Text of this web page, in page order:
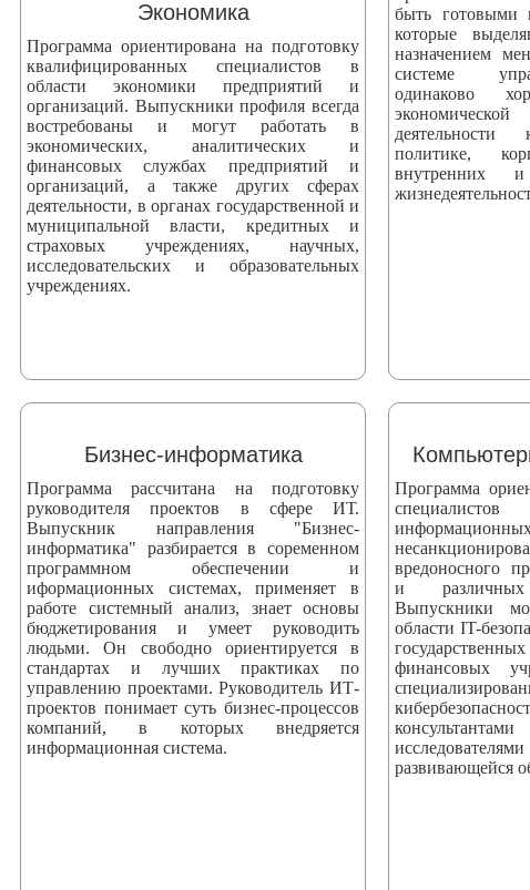
Экономика
Программа ориентирована на подготовку
квалифицированных специалистов в
области экономики предприятий и
организаций. Выпускники профиля всегда
востребованы и могут работать в
экономических, аналитических и
финансовых службах предприятий и
организаций, а также других сферах
деятельности, в органах государственной и
муниципальной власти, кредитных и
страховых учреждениях, научных,
исследовательских и образовательных
учреждениях.
быть готовыми
которые
назначением
системе
одинаково
деятельности
политике,
внутренних
Бизнес-информатика
Программа рассчитана на подготовку
руководителя проектов в сфере ИТ.
Выпускник направления "Бизнес-
информатика" разбирается в соременном
программном обеспечении и
иформационных системах, применяет в
работе системный анализ, знает основы
бюджетирования и умеет руководить
людьми. Он свободно ориентируется в
стандартах и лучших практиках по
управлению проектами. Руководитель ИТ-
проектов понимает суть бизнес-процессов
компаний, в которых внедряется
информационная система.
Программа
вредоносного
и
Выпускники
области IT-
финансовых
развивающейся